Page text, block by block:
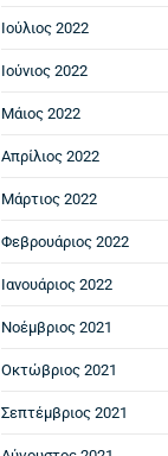
Ιούλιος 2022
Ιούνιος 2022
Μάιος 2022
Απρίλιος 2022
Μάρτιος 2022
Φεβρουάριος 2022
Ιανουάριος 2022
Νοέμβριος 2021
Οκτώβριος 2021
Σεπτέμβριος 2021